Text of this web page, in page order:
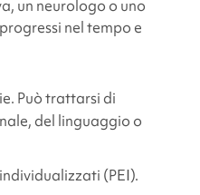
un neurologo o uno
nel tempo e
Può trattarsi di
del linguaggio o
(PEI).